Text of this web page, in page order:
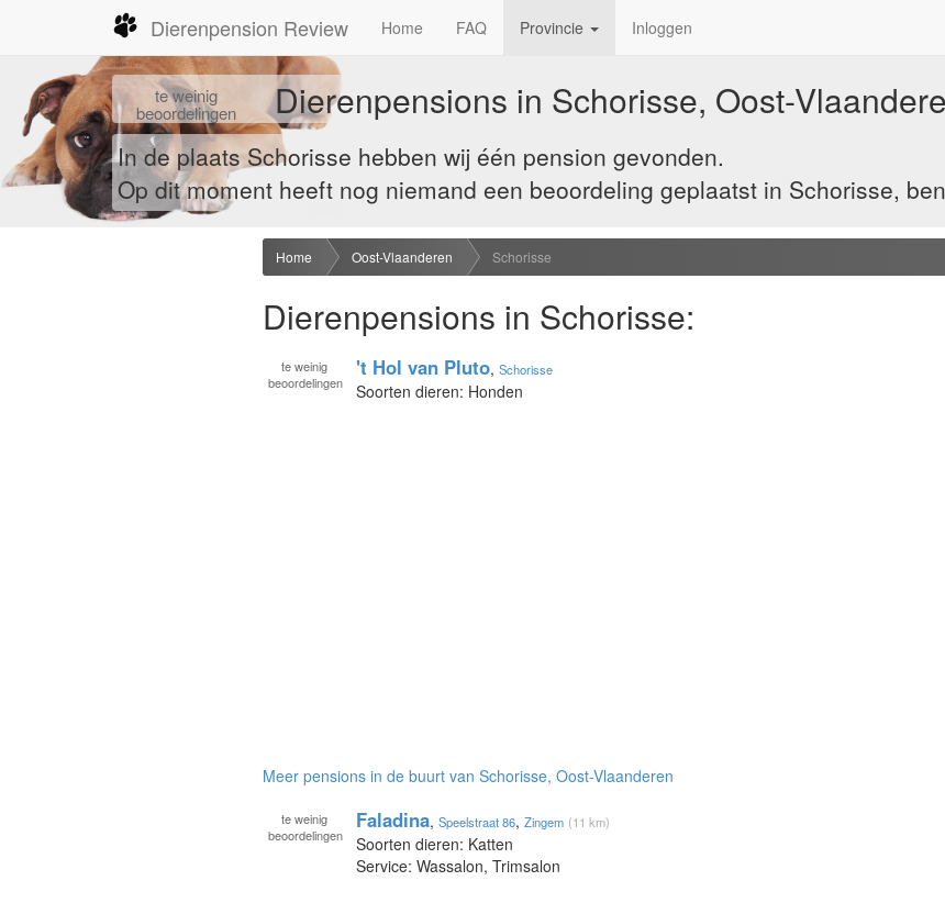
Dierenpension Review Home FAQ Provincie Inloggen
teweinig
beoordelingen Dierenpensions in Schorisse, Oost-
In de plaats Schorisse hebben wij één pension gevonden.
Op dit moment heeft nog niemand een beoordeling geplaatst in Schorisse,
Home Oost-Vlaanderen Schorisse
Dierenpensions in Schorisse:
te weinig
beoordelingen
't Hol van Pluto, Schorisse
Soorten dieren: Honden
Meer pensions in de buurt van Schorisse, Oost-Vlaanderen
te weinig
beoordelingen
Faladina, Speelstraat 86, Zingem (11 km)
Soorten dieren: Katten
Service: Wassalon, Trimsalon